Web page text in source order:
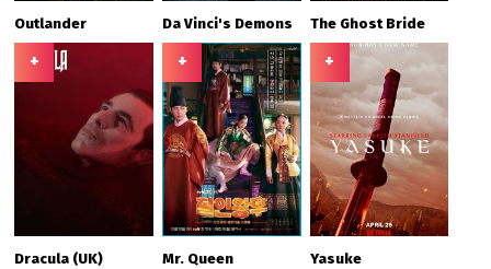
Outlander Da Vinci's Demons The Ghost Bride
+
Dracula (UK)
+
Mr. Queen
+
Yasuke